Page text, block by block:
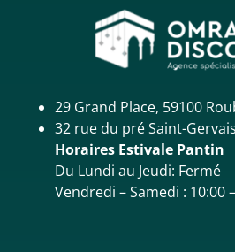
29 Grand Place, 59100
32 rue du pré Saint-
Horaires Estivale Pantin
Du Lundi au Jeudi: Fermé
Vendredi – Samedi : 10:00